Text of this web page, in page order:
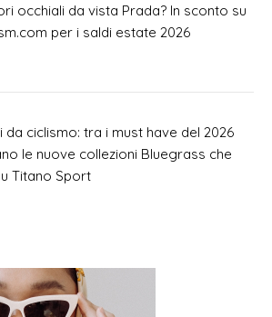
occhiali da vista Prada? In sconto su
per i saldi estate 2026
da ciclismo: tra i must have del 2026
le nuove collezioni Bluegrass che
Titano Sport